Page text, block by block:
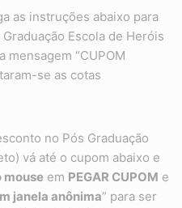
as instruções abaixo para
Escola de Heróis
mensagem “CUPOM
se as cotas
no Pós Graduação
vá até o cupom abaixo e
mouse em PEGAR CUPOM e
janela anônima” para ser